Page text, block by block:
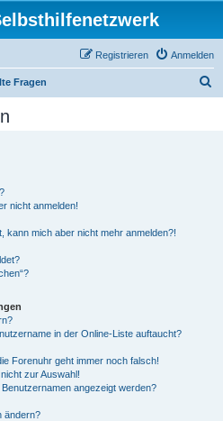
Anmelden
Registrieren
Fragen
nicht anmelden!
kann mich aber nicht mehr anmelden?!
in der Online-Liste auftaucht?
Forenuhr geht immer noch falsch!
zur Auswahl!
angezeigt werden?
ändern?